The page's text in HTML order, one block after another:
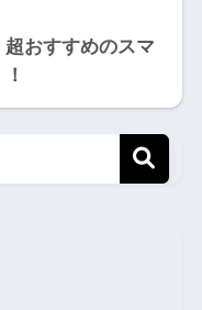
おすすめのスマ